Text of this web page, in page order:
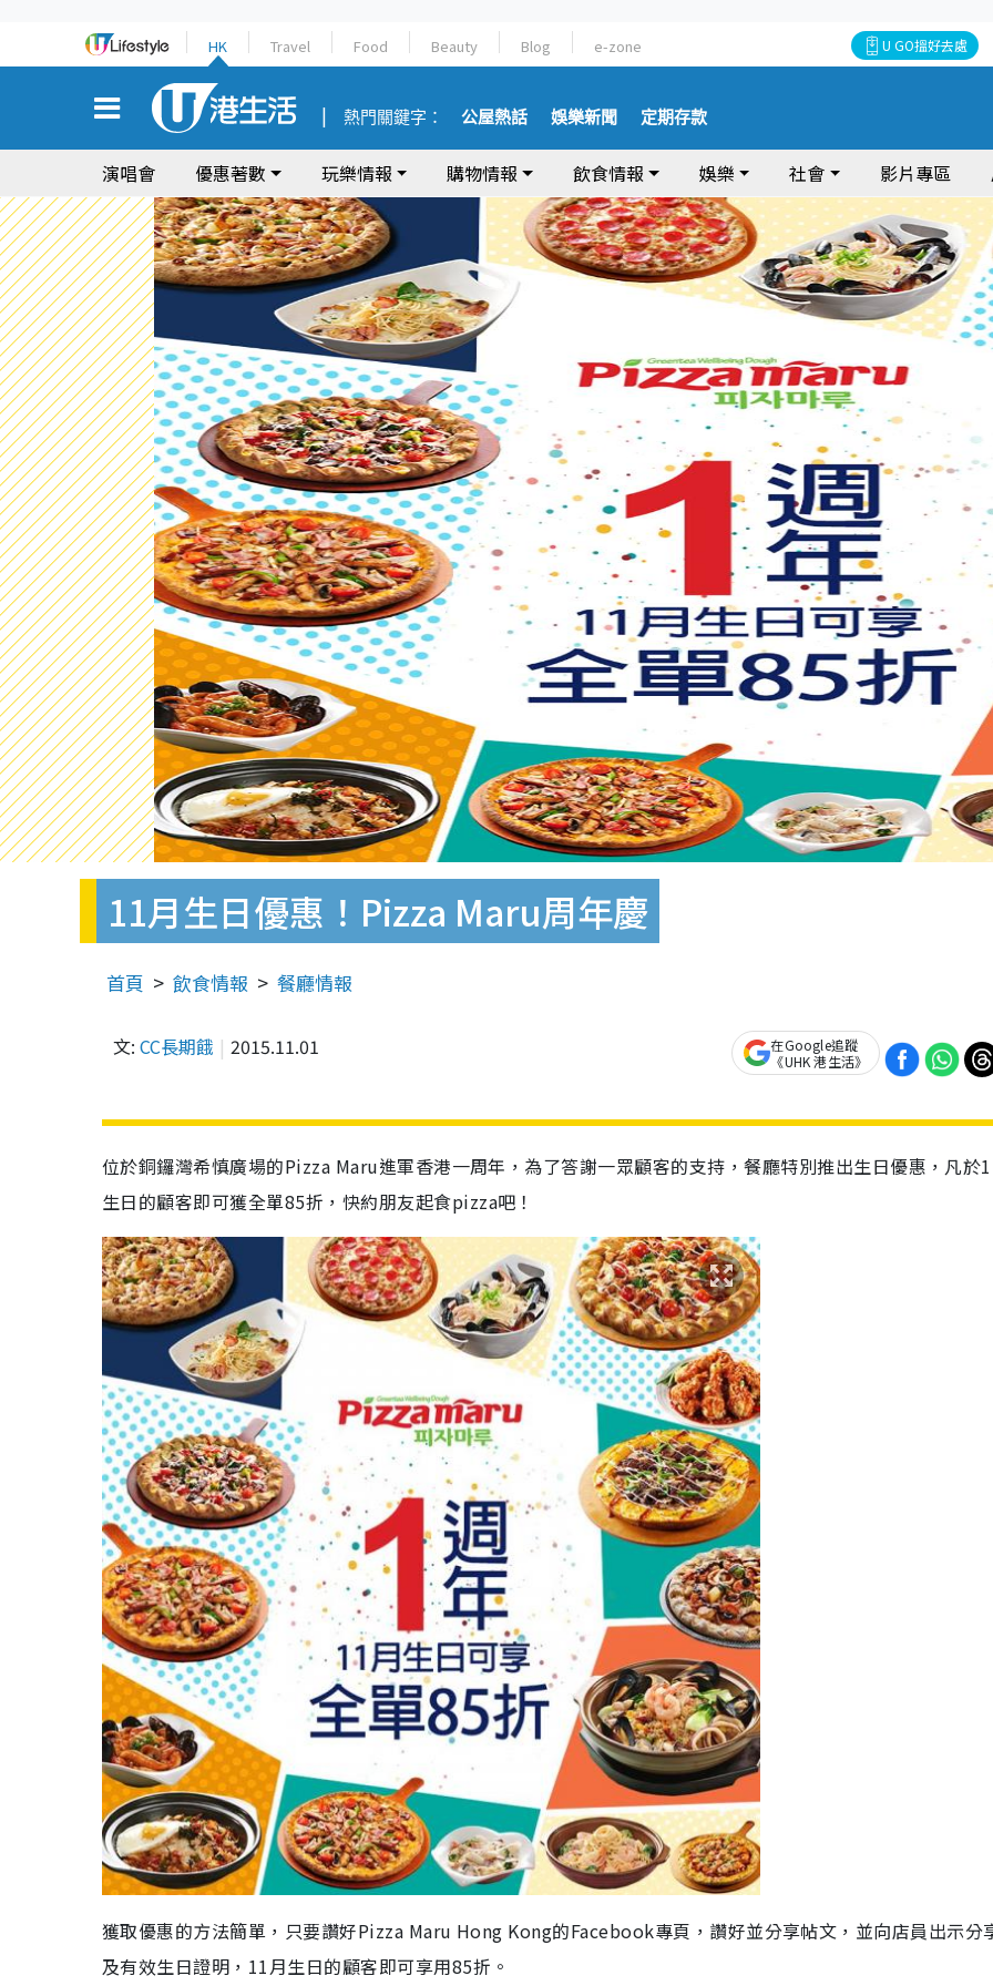
HK Travel Food Beauty Blog e-zone U GO搵好去處
熱門關鍵字： 公屋熱話 娛樂新聞 定期存款
演唱會 優惠著數 玩樂情報 購物情報 飲食情報 娛樂 社會 影片專區
11月生日優惠！Pizza Maru周年慶
首頁 飲食情報 餐廳情報
文: CC長期餓 2015.11.01
在Google追蹤
《UHK 港生活》
位於銅鑼灣希慎廣場的Pizza Maru進軍香港一周年，為了答謝一眾顧客的支持，餐廳特別推出生日優惠，凡於
生日的顧客即可獲全單85折，快約朋友起食pizza吧！
獲取優惠的方法簡單，只要讚好Pizza Maru Hong Kong的Facebook專頁，讚好並分享帖文，並向店員出示分
及有效生日證明，11月生日的顧客即可享用85折。